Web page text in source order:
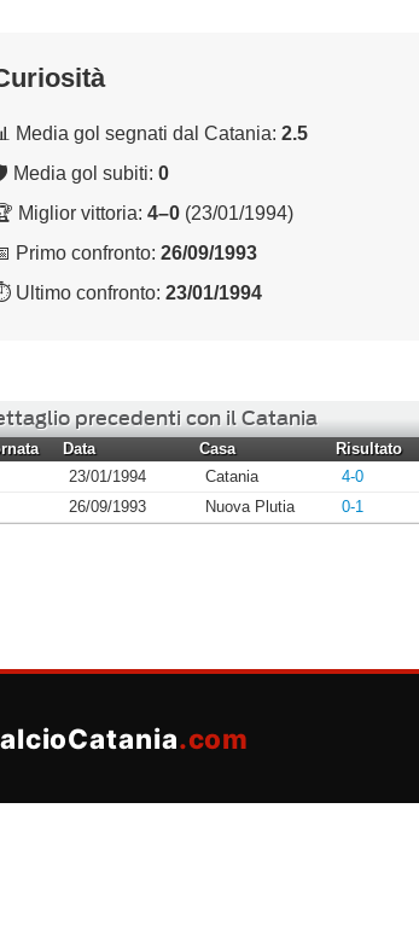
Media gol segnati dal Catania: 2.5
Media gol subiti: 0
Miglior vittoria: 4–0 (23/01/1994)
Primo confronto: 26/09/1993
Ultimo confronto: 23/01/1994
precedenti con il Catania
Data Casa Risultato
23/01/1994 Catania 4-0
26/09/1993 Nuova Plutia 0-1
.com